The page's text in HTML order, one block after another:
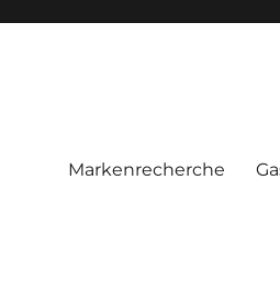
Markenrecherche